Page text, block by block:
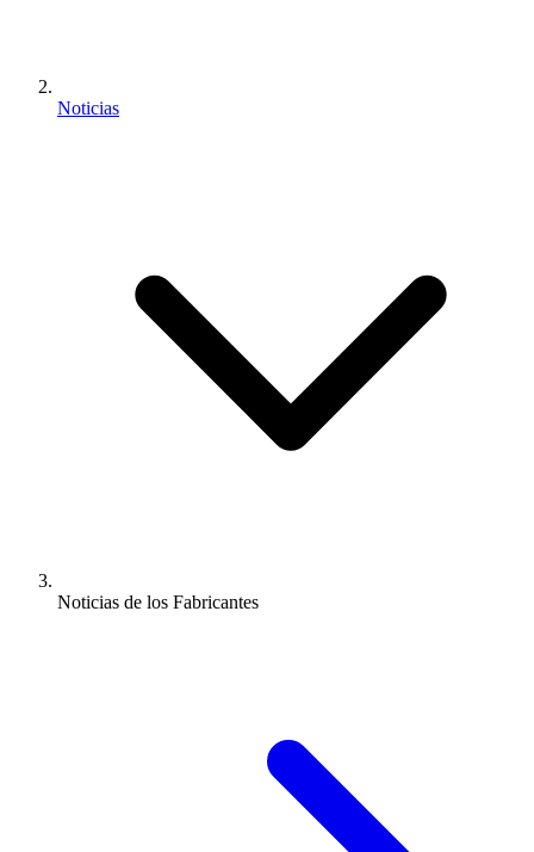
Noticias
Noticias de los Fabricantes